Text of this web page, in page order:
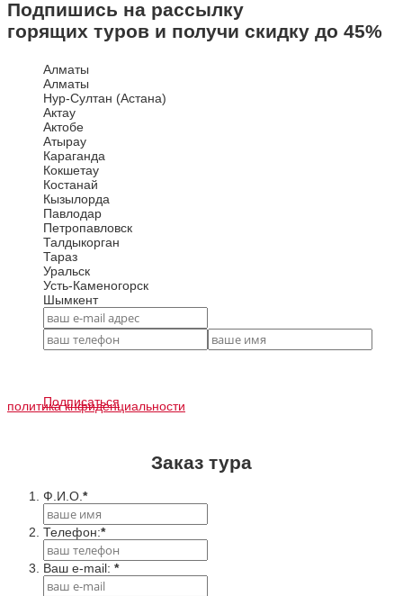
Подпишись на рассылку
горящих туров и получи скидку до 45%
Алматы
Алматы
Нур-Султан (Астана)
Актау
Актобе
Атырау
Караганда
Кокшетау
Костанай
Кызылорда
Павлодар
Петропавловск
Талдыкорган
Тараз
Уральск
Усть-Каменогорск
Шымкент
политика кнфиденциальности
Подписаться
Заказ тура
Ф.И.О. *
Телефон:*
Ваш e-mail: *